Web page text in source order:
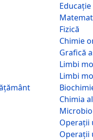
Fizică
Chimie
Grafică
Limbi
Limbi
Chimia
Operații
Operații